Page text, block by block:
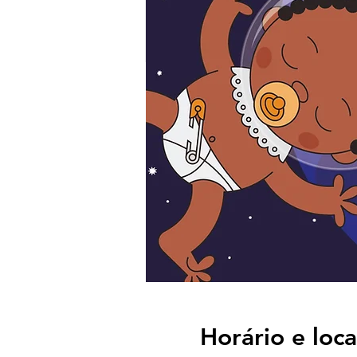
Horário e